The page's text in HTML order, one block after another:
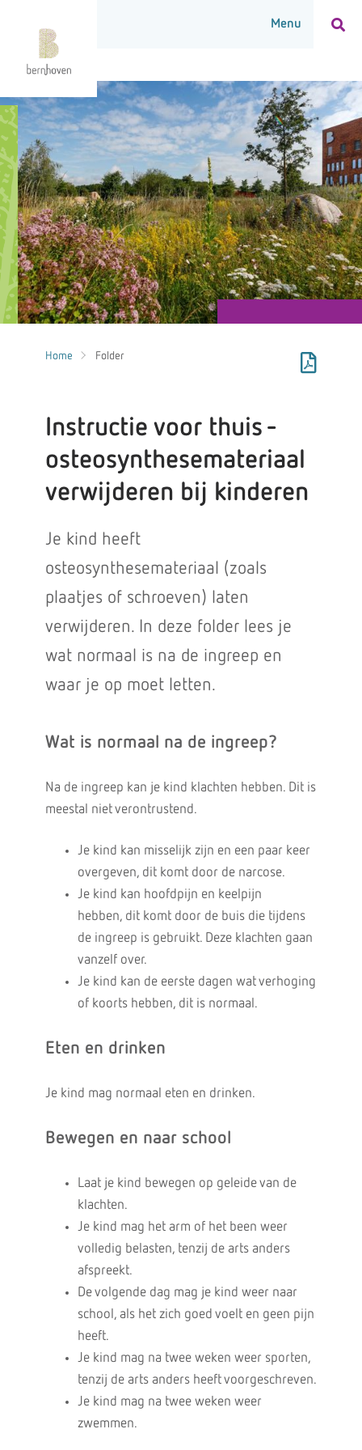
Home Folder
Instructie voor thuis -
osteosynthesemateriaal
verwijderen bij kinderen
Je kind heeft
osteosynthesemateriaal (zoals
plaatjes of schroeven) laten
verwijderen. In deze folder lees je
wat normaal is na de ingreep en
waar je op moet letten.
Wat is normaal na de ingreep?
Na de ingreep kan je kind klachten hebben. Dit is
meestal niet verontrustend.
Je kind kan misselijk zijn en een paar keer
overgeven, dit komt door de narcose.
Je kind kan hoofdpijn en keelpijn
hebben, dit komt door de buis die tijdens
de ingreep is gebruikt. Deze klachten gaan
vanzelf over.
Je kind kan de eerste dagen wat verhoging
of koorts hebben, dit is normaal.
Eten en drinken
Je kind mag normaal eten en drinken.
Bewegen en naar school
Laat je kind bewegen op geleide van de
klachten.
Je kind mag het arm of het been weer
volledig belasten, tenzij de arts anders
afspreekt.
De volgende dag mag je kind weer naar
school, als het zich goed voelt en geen pijn
heeft.
Je kind mag na twee weken weer sporten,
tenzij de arts anders heeft voorgeschreven.
Je kind mag na twee weken weer
zwemmen.